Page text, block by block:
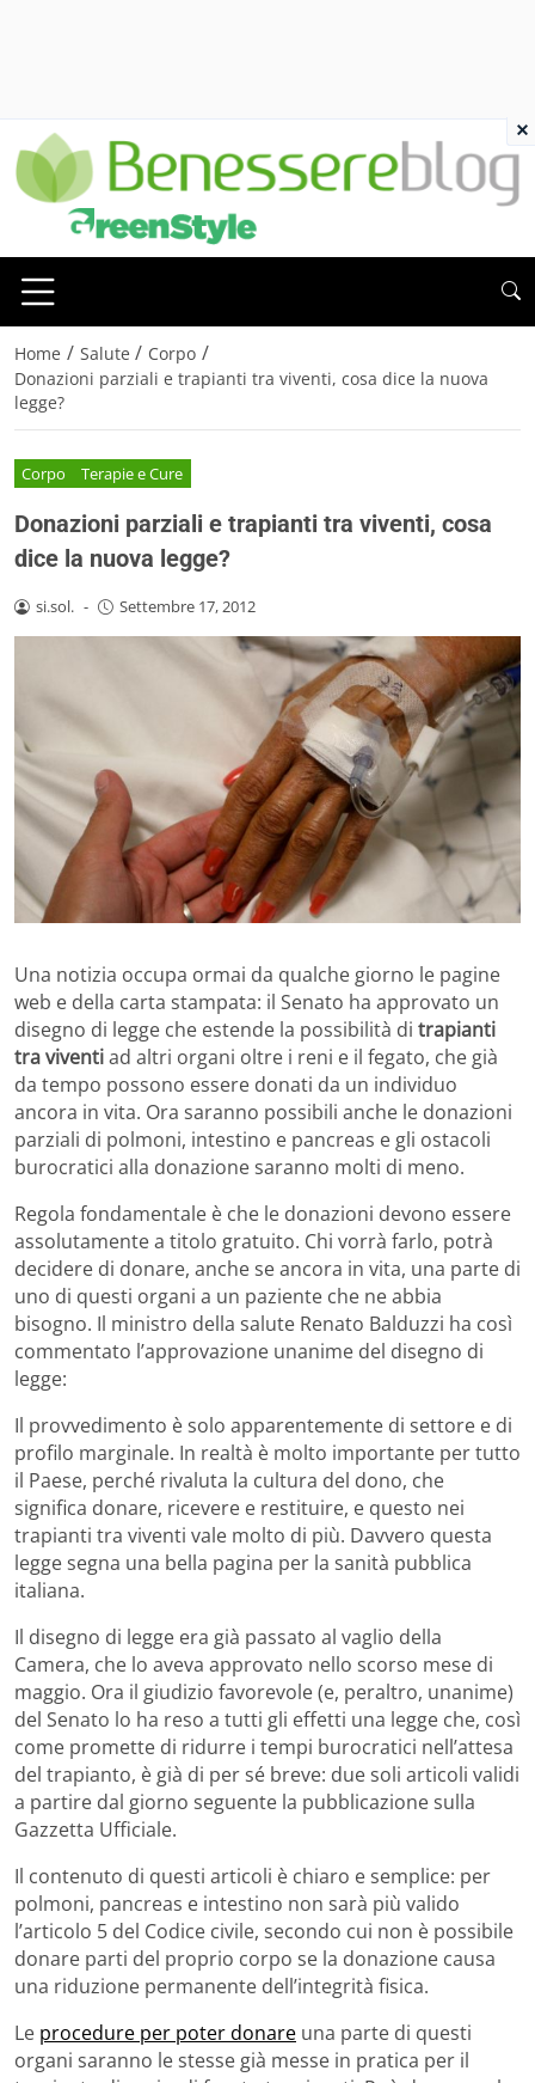
Home / Salute / Corpo /
Donazioni parziali e trapianti tra viventi, cosa dice la nuova
legge?
Corpo Terapie e Cure
Donazioni parziali e trapianti tra viventi, cosa
dice la nuova legge?
si.sol. - Settembre 17, 2012
Una notizia occupa ormai da qualche giorno le pagine
web e della carta stampata: il Senato ha approvato un
disegno di legge che estende la possibilità di trapianti
tra viventiad altri organi oltre i reni e il fegato, che già
da tempo possono essere donati da un individuo
ancora in vita. Ora saranno possibili anche le donazioni
parziali di polmoni, intestino e pancreas e gli ostacoli
burocratici alla donazione saranno molti di meno.
Regola fondamentale è che le donazioni devono essere
assolutamente a titolo gratuito. Chi vorrà farlo, potrà
decidere di donare, anche se ancora in vita, una parte di
uno di questi organi a un paziente che ne abbia
bisogno. Il ministro della salute Renato Balduzzi ha così
commentato l’approvazione unanime del disegno di
legge:
Il provvedimento è solo apparentemente di settore e di
profilo marginale. In realtà è molto importante per tutto
il Paese, perché rivaluta la cultura del dono, che
significa donare, ricevere e restituire, e questo nei
trapianti tra viventi vale molto di più. Davvero questa
legge segna una bella pagina per la sanità pubblica
italiana.
Il disegno di legge era già passato al vaglio della
Camera, che lo aveva approvato nello scorso mese di
maggio. Ora il giudizio favorevole (e, peraltro, unanime)
del Senato lo ha reso a tutti gli effetti una legge che, così
come promette di ridurre i tempi burocratici nell’attesa
del trapianto, è già di per sé breve: due soli articoli validi
a partire dal giorno seguente la pubblicazione sulla
Gazzetta Ufficiale.
Il contenuto di questi articoli è chiaro e semplice: per
polmoni, pancreas e intestino non sarà più valido
l’articolo 5 del Codice civile, secondo cui non è possibile
donare parti del proprio corpo se la donazione causa
una riduzione permanente dell’integrità fisica.
Le procedure per poter donare una parte di questi
organi saranno le stesse già messe in pratica per il
×